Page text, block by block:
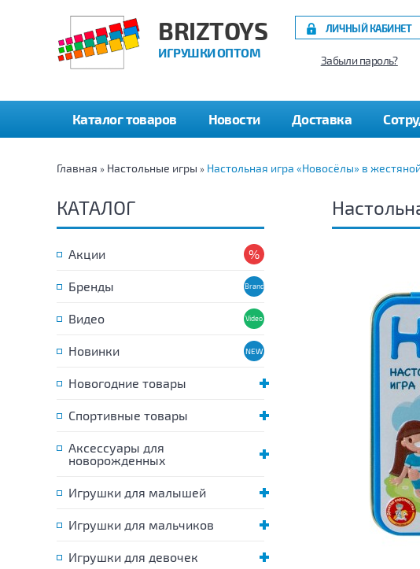
BRIZTOYS
ИГРУШКИ ОПТОМ
ЛИЧНЫЙ КАБИНЕТ
Забыли пароль?
Каталог товаров Новости Доставка
Главная » Настольные игры » Настольная игра «Новосёлы» в
КАТАЛОГ
Акции
Бренды
Видео
Новинки
Новогодние товары
Спортивные товары
Аксессуары для
новорожденных
Игрушки для малышей
Игрушки для мальчиков
Игрушки для девочек